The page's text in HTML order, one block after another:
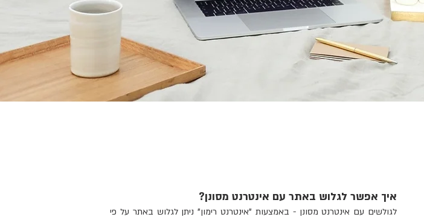
איך אפשר לגלוש באתר עם אינטרנט מסונן?
לגולשים עם אינטרנט מסונן - באמצעות "אינטרנט רימון" ניתן לגלוש באתר על פי